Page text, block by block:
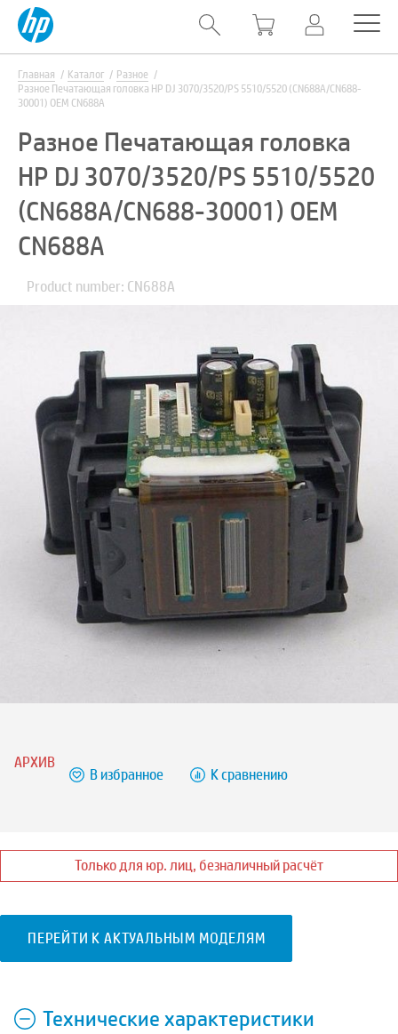
Главная Каталог
Разное
Разное Печатающая головка HP DJ 3070/3520/PS 5510/5520 (CN688A/CN688-
30001) OEM CN688A
Разное Печатающая головка
HP DJ 3070/3520/PS 5510/5520
(CN688A/CN688-30001) OEM
CN688A
Product number: CN688A
АРХИВ
В избранное К сравнению
Только для юр. лиц, безналичный расчёт
ПЕРЕЙТИ К АКТУАЛЬНЫМ МОДЕЛЯМ
Технические характеристики